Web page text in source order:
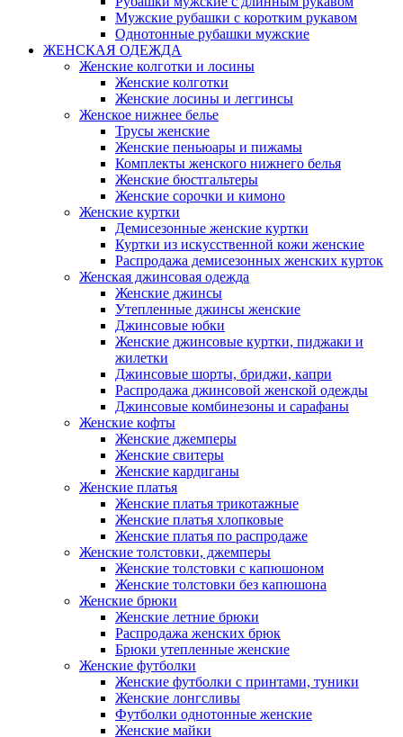
Мужские рубашки с коротким рукавом
Однотонные рубашки мужские
ЖЕНСКАЯ ОДЕЖДА
Женские колготки и лосины
Женские колготки
Женские лосины и леггинсы
Женское нижнее белье
Трусы женские
Женские пеньюары и пижамы
Комплекты женского нижнего белья
Женские бюстгальтеры
Женские сорочки и кимоно
Женские куртки
Демисезонные женские куртки
Куртки из искусственной кожи женские
Распродажа демисезонных женских курток
Женская джинсовая одежда
Женские джинсы
Утепленные джинсы женские
Джинсовые юбки
Женские джинсовые куртки, пиджаки и
жилетки
Джинсовые шорты, бриджи, капри
Распродажа джинсовой женской одежды
Джинсовые комбинезоны и сарафаны
Женские кофты
Женские джемперы
Женские свитеры
Женские кардиганы
Женские платья
Женские платья трикотажные
Женские платья хлопковые
Женские платья по распродаже
Женские толстовки, джемперы
Женские толстовки с капюшоном
Женские толстовки без капюшона
Женские брюки
Женские летние брюки
Распродажа женских брюк
Брюки утепленные женские
Женские футболки
Женские футболки с принтами, туники
Женские лонгсливы
Футболки однотонные женские
Женские майки